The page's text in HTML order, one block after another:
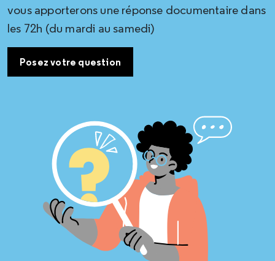
vous apporterons une réponse documentaire dans
les 72h (du mardi au samedi)
Posez votre question